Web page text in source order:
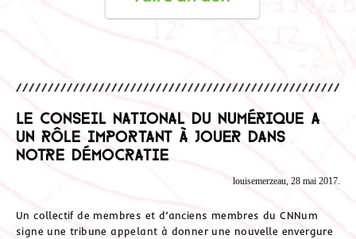
Le Conseil national du numérique a
un rôle important à jouer dans
notre démocratie
louisemerzeau, 28 mai 2017.
Un collectif de membres et d’anciens membres du CNNum
signe une tribune appelant à donner une nouvelle envergure